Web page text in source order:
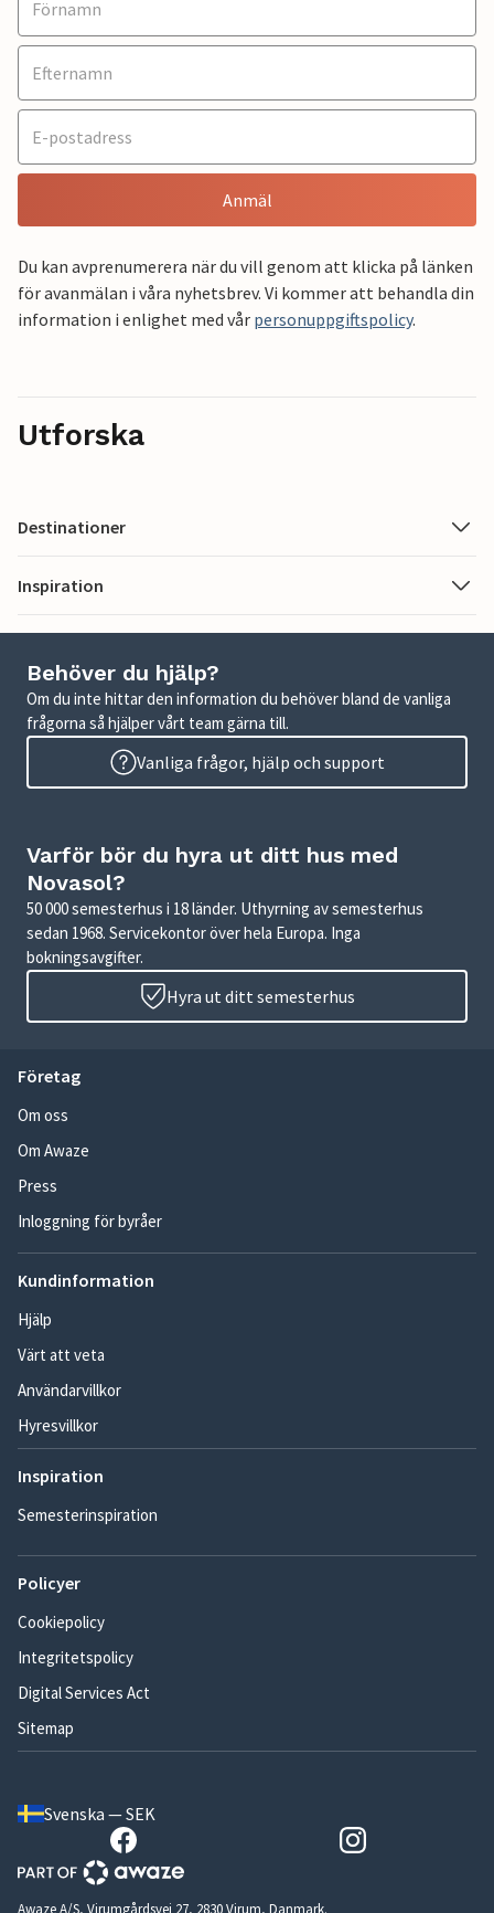
Anmäl
Du kan avprenumerera när du vill genom att klicka på länken
för avanmälan i våra nyhetsbrev. Vi kommer att behandla din
information i enlighet med vår personuppgiftspolicy.
Utforska
Destinationer
Inspiration
Behöver du hjälp?
Om du inte hittar den information du behöver bland de vanliga
frågorna så hjälper vårt team gärna till.
Vanliga frågor, hjälp och support
Varför bör du hyra ut ditt hus med
Novasol?
50 000 semesterhus i 18 länder. Uthyrning av semesterhus
sedan 1968. Servicekontor över hela Europa. Inga
bokningsavgifter.
Hyra ut ditt semesterhus
Företag
Om oss
Om Awaze
Press
Inloggning för byråer
Kundinformation
Hjälp
Värt att veta
Användarvillkor
Hyresvillkor
Inspiration
Semesterinspiration
Policyer
Cookiepolicy
Integritetspolicy
Digital Services Act
Sitemap
Svenska — SEK